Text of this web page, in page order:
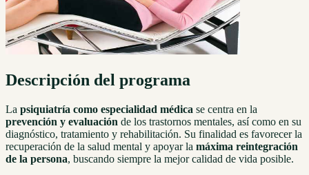
Descripción del programa
La psiquiatría como especialidad médica se centra en la
prevención y evaluación de los trastornos mentales, así como en su
diagnóstico, tratamiento y rehabilitación. Su finalidad es favorecer la
recuperación de la salud mental y apoyar la máxima reintegración
de la persona, buscando siempre la mejor calidad de vida posible.